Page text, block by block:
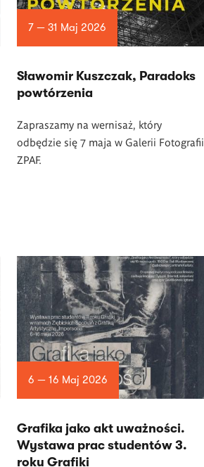
7 — 31 Maj 2026
Sławomir Kuszczak, Paradoks
powtórzenia
Zapraszamy na wernisaż, który
odbędzie się 7 maja w Galerii Fotografii
ZPAF.
6 — 16 Maj 2026
Grafika jako akt uważności.
Wystawa prac studentów 3.
roku Grafiki